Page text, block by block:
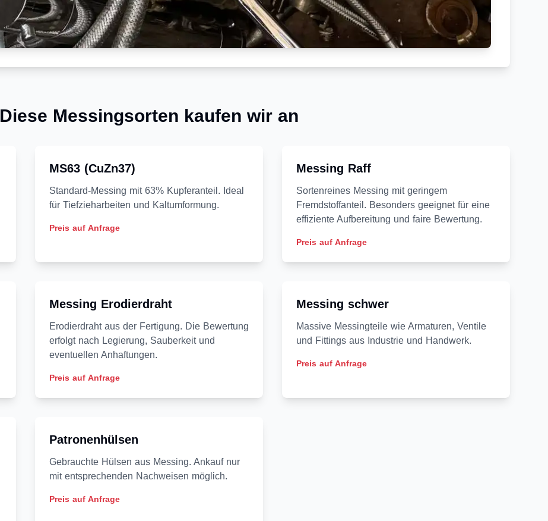
Diese Messingsorten kaufen wir an
MS63 (CuZn37)
Standard-Messing mit 63% Kupferanteil. Ideal
für Tiefzieharbeiten und Kaltumformung.
Preis auf Anfrage
Messing Raff
Sortenreines Messing mit geringem
Fremdstoffanteil. Besonders geeignet für eine
effiziente Aufbereitung und faire Bewertung.
Preis auf Anfrage
Messing Erodierdraht
Erodierdraht aus der Fertigung. Die Bewertung
erfolgt nach Legierung, Sauberkeit und
eventuellen Anhaftungen.
Preis auf Anfrage
Messing schwer
Massive Messingteile wie Armaturen, Ventile
und Fittings aus Industrie und Handwerk.
Preis auf Anfrage
Patronenhülsen
Gebrauchte Hülsen aus Messing. Ankauf nur
mit entsprechenden Nachweisen möglich.
Preis auf Anfrage